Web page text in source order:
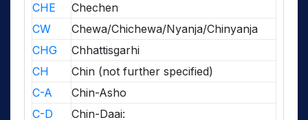
CHE
Chechen
CW
Chewa/Chichewa/Nyanja/Chinyanja
CHG
Chhattisgarhi
CH
Chin (not further specified)
C-A
Chin-Asho
C-D
Chin-Daai: